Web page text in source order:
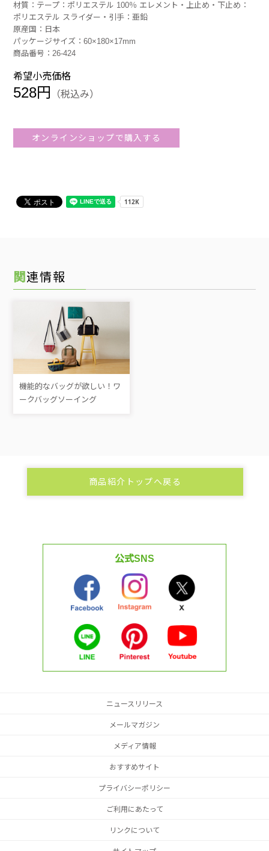
材質：テープ：ポリエステル 100％ エレメント・上止め・下止め：
ポリエステル スライダー・引手：亜鉛
原産国：日本
パッケージサイズ：60×180×17mm
商品番号：26-424
希望小売価格
528円 （税込み）
オンラインショップで購入する
関連情報
機能的なバッグが欲しい！ワ
ークバッグソーイング
商品紹介トップへ戻る
公式SNS
ニュースリリース
メールマガジン
メディア情報
おすすめサイト
プライバシーポリシー
ご利用にあたって
リンクについて